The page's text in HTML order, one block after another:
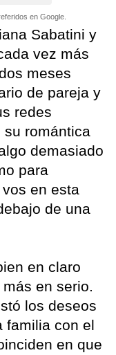
en Google.
Sabatini y
vez más
meses
de pareja y
redes
su romántica
demasiado
para
en esta
de una
en claro
en serio.
los deseos
familia con el
en que